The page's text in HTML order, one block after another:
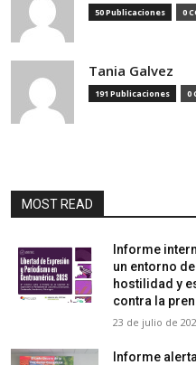
50 Publicaciones 0
Tania Galvez
191 Publicaciones 0
MOST READ
Informe
un entorno
hostilidad y
contra la
23 de julio de
Informe